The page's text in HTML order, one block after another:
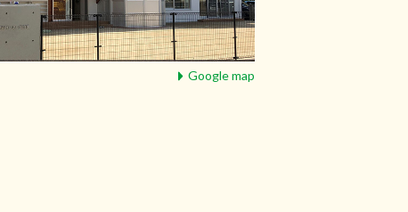
Google map